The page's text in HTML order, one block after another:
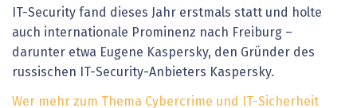
IT-Security fand dieses Jahr erstmals statt und holte
auch internationale Prominenz nach Freiburg –
darunter etwa Eugene Kaspersky, den Gründer des
russischen IT-Security-Anbieters Kaspersky.
Wer mehr zum Thema Cybercrime und IT-Sicherheit